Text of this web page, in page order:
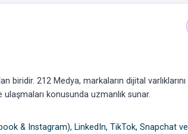
biridir. 212 Medya, markaların dijital varlıklarını
konusunda uzmanlık sunar.
& Instagram), LinkedIn, TikTok, Snapchat ve